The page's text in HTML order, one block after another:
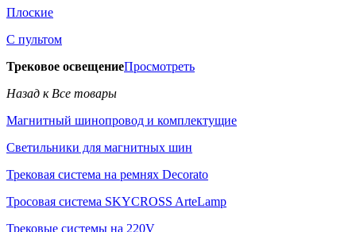
Плоские
С пультом
Трековое освещениеПросмотреть
Назад к Все товары
Магнитный шинопровод и комплектущие
Светильники для магнитных шин
Трековая система на ремнях Decorato
Тросовая система SKYCROSS ArteLamp
Трековые системы на 220V